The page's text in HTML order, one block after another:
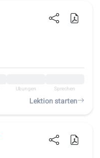
Übungen Sprechen
Lektion starten